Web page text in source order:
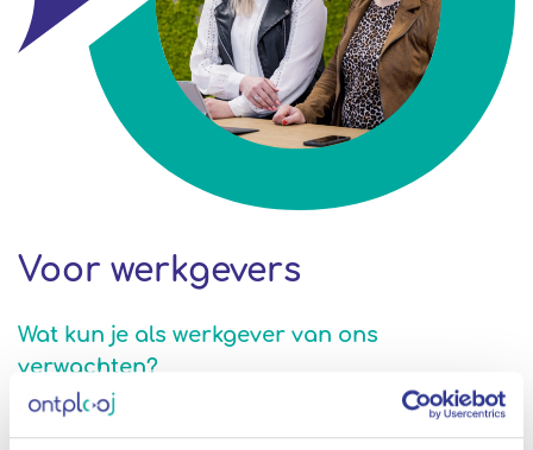
Voor werkgevers
Wat kun je als werkgever van ons
verwachten?